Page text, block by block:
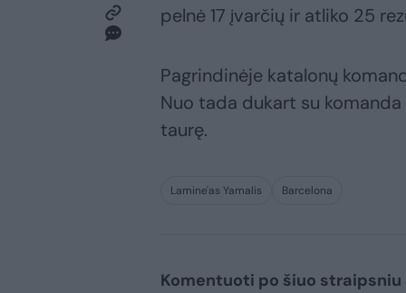
pelnė 17 įvarčių ir atliko 25
Pagrindinėje katalonų
Nuo tada dukart su
taurę.
Lamine'as Yamalis Barcelona
Komentuoti po šiuo straipsniu